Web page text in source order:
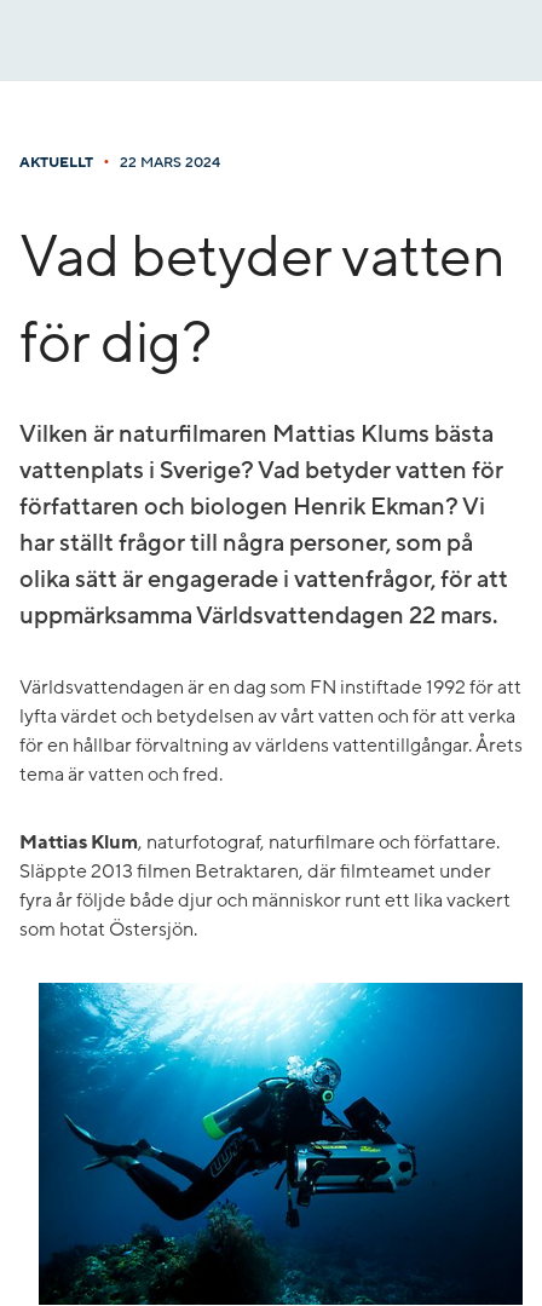
AKTUELLT • 22 MARS 2024
Vad betyder vatten
för dig?
Vilken är naturfilmaren Mattias Klums bästa
vattenplats i Sverige? Vad betyder vatten för
författaren och biologen Henrik Ekman? Vi
har ställt frågor till några personer, som på
olika sätt är engagerade i vattenfrågor, för att
uppmärksamma Världsvattendagen 22 mars.
Världsvattendagen är en dag som FN instiftade 1992 för att
lyfta värdet och betydelsen av vårt vatten och för att verka
för en hållbar förvaltning av världens vattentillgångar. Årets
tema är vatten och fred.
Mattias Klum, naturfotograf, naturfilmare och författare.
Släppte 2013 filmen Betraktaren, där filmteamet under
fyra år följde både djur och människor runt ett lika vackert
som hotat Östersjön.